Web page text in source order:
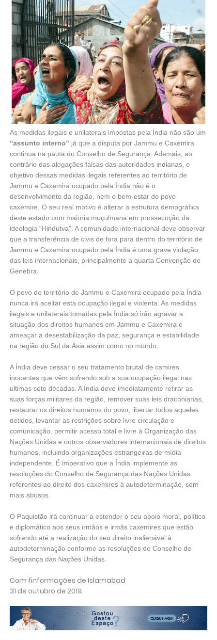
As medidas ilegais e unilaterais impostas pela Índia não são um
“assunto interno” já que a disputa por Jammu e Caxemira
continua na pauta do Conselho de Segurança. Ademais, ao
contrário das alegações falsas das autoridades indianas, o
objetivo dessas medidas ilegais referentes ao território de
Jammu e Caxemira ocupado pela Índia não é o
desenvolvimento da região, nem o bem-estar do povo
caxemire. O seu real motivo é alterar a estrutura demográfica
deste estado com maioria muçulmana em prossecução da
ideologia “Hindutva”. A comunidade internacional deve observar
que a transferência de civis de fora para dentro do território de
Jammu e Caxemira ocupado pela Índia é uma grave violação
das leis internacionais, principalmente a quarta Convenção de
Genebra.
O povo do território de Jammu e Caxemira ocupado pela Índia
nunca irá aceitar esta ocupação ilegal e violenta. As medidas
ilegais e unilaterais tomadas pela Índia só irão agravar a
situação dos direitos humanos em Jammu e Caxemira e
ameaçar a desestabilização da paz, segurança e estabilidade
na região do Sul da Ásia assim como no mundo.
A Índia deve cessar o seu tratamento brutal de camires
inocentes que vêm sofrendo sob a sua ocupação ilegal nas
ultimas sete décadas. A Índia deve imediatamente retirar as
suas forças militares da região, remover suas leis draconianas,
restaurar os direitos humanos do povo, libertar todos aqueles
detidos, levantar as restrições sobre livre circulação e
comunicação, permitir acesso total e livre à Organização das
Nações Unidas e outros observadores internacionais de direitos
humanos, incluindo organizações estrangeiras de mídia
independente. É imperativo que a Índia implemente as
resoluções do Conselho de Segurança das Nações Unidas
referentes ao direito dos caxemires à autodeterminação, sem
mais abusos.
O Paquistão irá continuar a estender o seu apoio moral, político
e diplomático aos seus irmãos e irmãs caxemires que estão
sofrendo até a realização do seu direito inalienável à
autodeterminação conforme as resoluções do Conselho de
Segurança das Nações Unidas.
Com finformações de Islamabad
31 de outubro de 2019.